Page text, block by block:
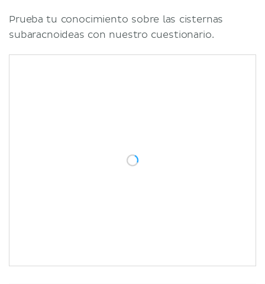
Prueba tu conocimiento sobre las cisternas
subaracnoideas con nuestro cuestionario.